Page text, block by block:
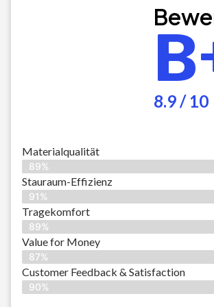
8.9 / 10
Materialqualität
89%
Stauraum-Effizienz
91%
Tragekomfort
89%
Value for Money
87%
Customer Feedback & Satisfaction​
90%